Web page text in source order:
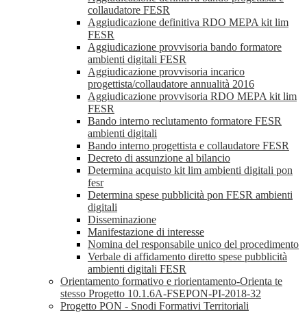
collaudatore FESR
Aggiudicazione definitiva RDO MEPA kit lim
FESR
Aggiudicazione provvisoria bando formatore
ambienti digitali FESR
Aggiudicazione provvisoria incarico
progettista/collaudatore annualità 2016
Aggiudicazione provvisoria RDO MEPA kit lim
FESR
Bando interno reclutamento formatore FESR
ambienti digitali
Bando interno progettista e collaudatore FESR
Decreto di assunzione al bilancio
Determina acquisto kit lim ambienti digitali pon
fesr
Determina spese pubblicità pon FESR ambienti
digitali
Disseminazione
Manifestazione di interesse
Nomina del responsabile unico del procedimento
Verbale di affidamento diretto spese pubblicità
ambienti digitali FESR
Orientamento formativo e riorientamento-Orienta te
stesso Progetto 10.1.6A-FSEPON-PI-2018-32
Progetto PON - Snodi Formativi Territoriali